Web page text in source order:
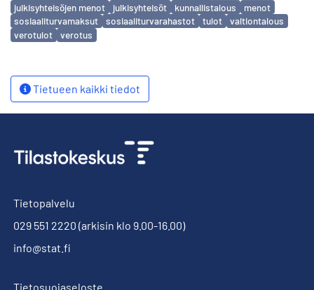
julkisyhteisöjen menot
julkisyhteisöt kunnallistalous
menot
sosiaaliturvamaksut
sosiaaliturvarahastot tulot
valtiontalous
verotulot
verotus
Tietueen kaikki tiedot
Tietopalvelu
029 551 2220 (arkisin klo 9.00-16.00)
info@stat.fi
Tietosuojaseloste